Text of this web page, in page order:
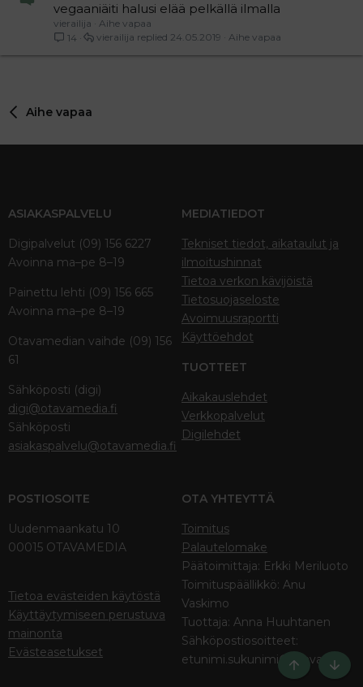
vegaaniäiti halusi elää pelkällä ilmalla
vierailija
Aihe vapaa
14
Aihe vapaa
24.05.2019
vierailija
Aihe vapaa
ASIAKASPALVELU
Digipalvelut (09) 156 6227
Avoinna ma–pe 8–19
Painettu lehti (09) 156 665
Avoinna ma–pe 8–19
Otavamedian vaihde (09) 156
61
Sähköposti (digi)
digi@otavamedia.fi
Sähköposti
asiakaspalvelu@otavamedia.fi
MEDIATIEDOT
Tekniset tiedot, aikataulut ja
ilmoitushinnat
Tietoa verkon kävijöistä
Tietosuojaseloste
Avoimuusraportti
Käyttöehdot
TUOTTEET
Aikakauslehdet
Verkkopalvelut
Digilehdet
POSTIOSOITE
Uudenmaankatu 10
00015 OTAVAMEDIA
Tietoa evästeiden käytöstä
Käyttäytymiseen perustuva
mainonta
Evästeasetukset
OTA YHTEYTTÄ
Toimitus
Palautelomake
Päätoimittaja: Erkki Meriluoto
Toimituspäällikkö: Anu
Vaskimo
Tuottaja: Anna Huuhtanen
Sähköpostiosoitteet:
etunimi.sukunimi@otava.fi
Ylös